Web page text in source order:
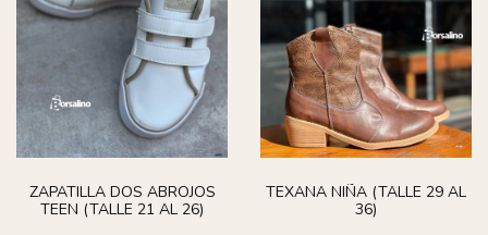
ZAPATILLA DOS ABROJOS
TEEN (TALLE 21 AL 26)
TEXANA NIÑA (TALLE 29 AL
36)